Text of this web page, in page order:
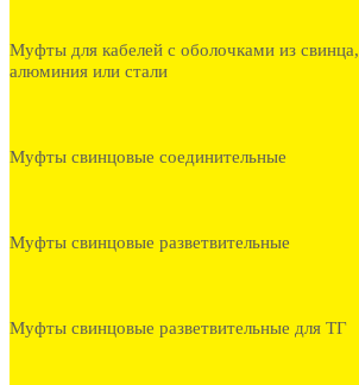
Муфты для кабелей с оболочками из свинца,
алюминия или стали
Муфты свинцовые соединительные
Муфты свинцовые разветвительные
Муфты свинцовые разветвительные для ТГ